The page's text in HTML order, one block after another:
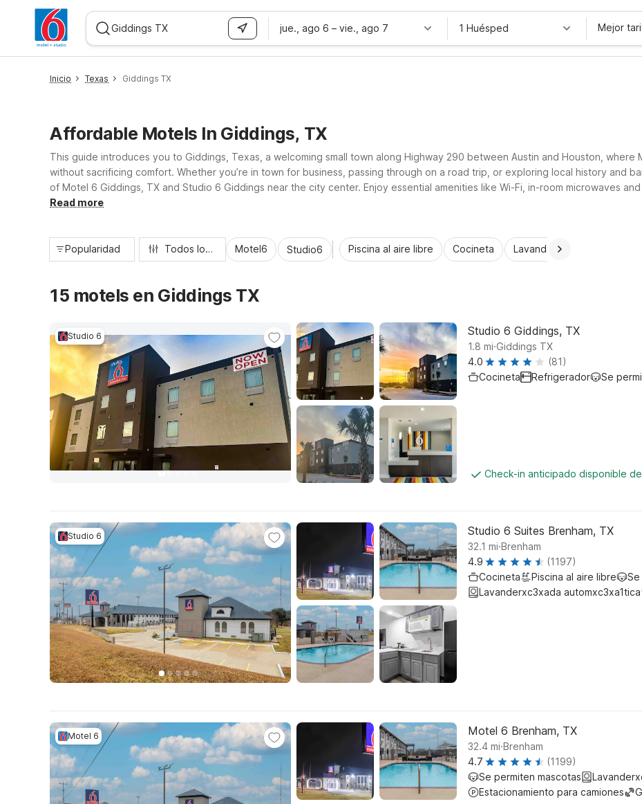
jue., ago 6 – vie., ago 7 1 Huésped Mejor
Inicio Texas Giddings TX
Affordable Motels In Giddings, TX
This guide introduces you to Giddings, Texas, a welcoming small town along Highway 290 between Austin and Houston,
without sacrificing comfort. Whether you’re in town for business, passing through on a road trip, or exploring local history and
of Motel 6 Giddings, TX and Studio 6 Giddings near the city center. Enjoy essential amenities like Wi-Fi, in-room microwaves
options available, so you can relax, recharge, and get back on the road with ease.
Read more
Popularidad Todos los filtros Motel6 Studio6 Piscina al aire libre Cocineta Lavandería automática
15 motels en Giddings TX
Studio 6 Studio 6 Giddings, TX
1.8 mi.Giddings TX
4.0
(81)
Cocineta
Refrigerador Se
Check-in anticipado disponible
Studio 6 Studio 6 Suites Brenham, TX
32.1 mi.Brenham
4.9
(1197)
Cocineta
Piscina al aire libre
Se
Lavanderxc3xada automxc3xa1tica
Motel 6 Motel 6 Brenham, TX
32.4 mi.Brenham
4.7
(1199)
Se permiten mascotas
Estacionamiento para camiones